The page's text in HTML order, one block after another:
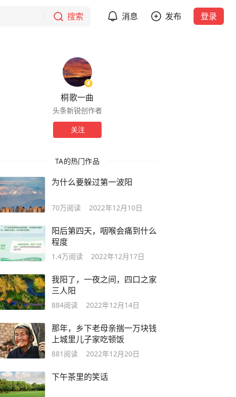
搜索 消息 发布 登录
桐歌一曲
头条新锐创作者
关注
TA的热门作品
为什么要躲过第一波阳
70万阅读 2022年12月10日
阳后第四天，咽喉会痛到什么
程度
1.4万阅读 2022年12月17日
我阳了，一夜之间，四口之家
三人阳
884阅读 2022年12月14日
那年，乡下老母亲揣一万块钱
上城里儿子家吃顿饭
881 阅读 2022年12月20日
下午茶里的笑话